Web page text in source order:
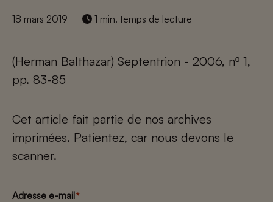
18 mars 2019 1 min. temps de lecture
(Herman Balthazar) Septentrion - 2006, nº 1,
pp. 83-85
Cet article fait partie de nos archives
imprimées. Patientez, car nous devons le
scanner.
Adresse e-mail*